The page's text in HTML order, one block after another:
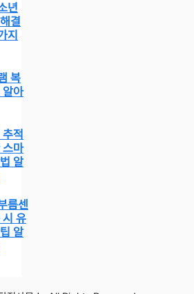
년
결
지
복
알아
적
스마
알
름센
시 유
알